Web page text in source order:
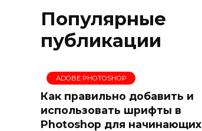
Популярные
публикации
ADOBE PHOTOSHOP
Как правильно добавить и
использовать шрифты в
Photoshop для начинающих